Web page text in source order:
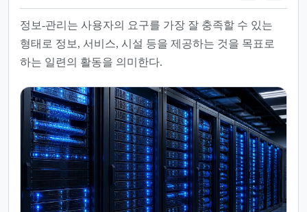
정보-관리는 사용자의 요구를 가장 잘 충족할 수 있는
형태로 정보, 서비스, 시설 등을 제공하는 것을 목표로
하는 일련의 활동을 의미한다.